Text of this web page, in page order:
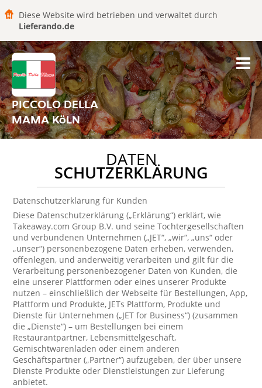
Diese Website wird betrieben und verwaltet durch
Lieferando.de
PICCOLO DELLA
MAMA KöLN
DATEN
SCHUTZERKLÄRUNG
Datenschutzerklärung für Kunden
Diese Datenschutzerklärung („Erklärung“) erklärt, wie
Takeaway.com Group B.V. und seine Tochtergesellschaften
und verbundenen Unternehmen („JET“, „wir“, „uns“ oder
„unser“) personenbezogene Daten erheben, verwenden,
offenlegen, und anderweitig verarbeiten und gilt für die
Verarbeitung personenbezogener Daten von Kunden, die
eine unserer Plattformen oder eines unserer Produkte
nutzen – einschließlich der Webseite für Bestellungen, App,
Plattform und Produkte, JETs Plattform, Produkte und
Dienste für Unternehmen („JET for Business“) (zusammen
die „Dienste“) – um Bestellungen bei einem
Restaurantpartner, Lebensmittelgeschäft,
Gemischtwarenladen oder einem anderen
Geschäftspartner („Partner“) aufzugeben, der über unsere
Dienste Produkte oder Dienstleistungen zur Lieferung
anbietet.